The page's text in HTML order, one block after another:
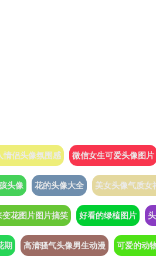
情侣头像氛围感 微信女生可爱头像图片
头像 花的头像大全 美女头像气质女
变花图片图片搞笑 好看的绿植图片
期 高清骚气头像男生动漫 可爱的动